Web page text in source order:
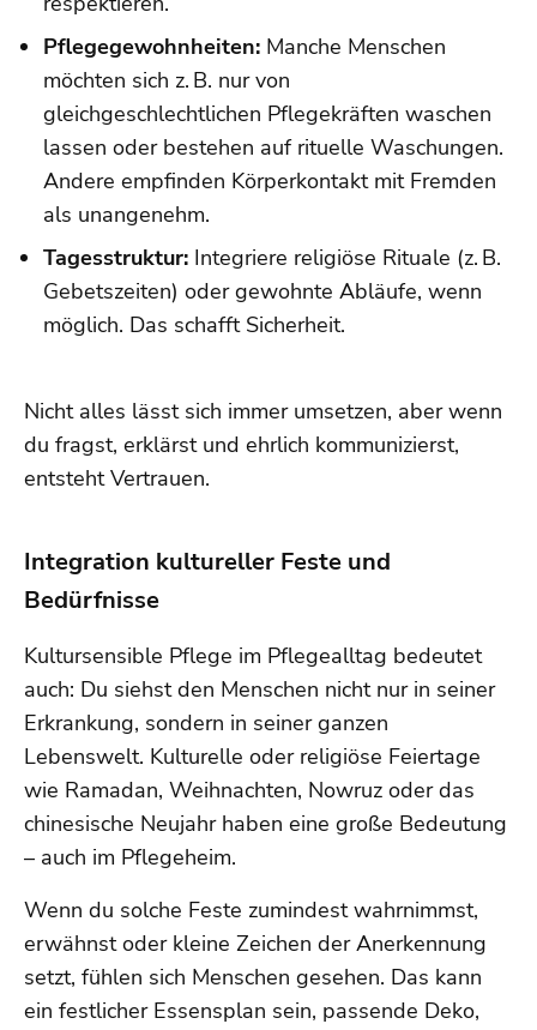
Pflegegewohnheiten: Manche Menschen
möchten sich z. B. nur von
gleichgeschlechtlichen Pflegekräften waschen
lassen oder bestehen auf rituelle Waschungen.
Andere empfinden Körperkontakt mit Fremden
als unangenehm.
Tagesstruktur: Integriere religiöse Rituale (z. B.
Gebetszeiten) oder gewohnte Abläufe, wenn
möglich. Das schafft Sicherheit.
Nicht alles lässt sich immer umsetzen, aber wenn
du fragst, erklärst und ehrlich kommunizierst,
entsteht Vertrauen.
Integration kultureller Feste und
Bedürfnisse
Kultursensible Pflege im Pflegealltag bedeutet
auch: Du siehst den Menschen nicht nur in seiner
Erkrankung, sondern in seiner ganzen
Lebenswelt. Kulturelle oder religiöse Feiertage
wie Ramadan, Weihnachten, Nowruz oder das
chinesische Neujahr haben eine große Bedeutung
– auch im Pflegeheim.
Wenn du solche Feste zumindest wahrnimmst,
erwähnst oder kleine Zeichen der Anerkennung
setzt, fühlen sich Menschen gesehen. Das kann
ein festlicher Essensplan sein, passende Deko,